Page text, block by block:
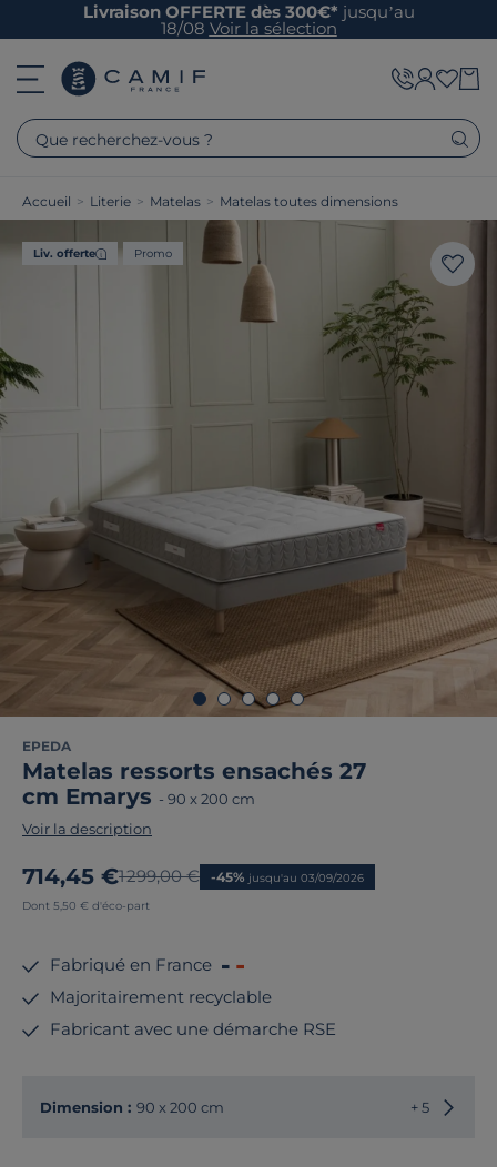
Livraison OFFERTE dès 300€* jusqu’au
18/08 Voir la sélection
Que recherchez-vous ?
Accueil > Literie > Matelas > Matelas toutes dimensions
Liv. offerte Promo
EPEDA
Matelas ressorts ensachés 27
cm Emarys - 90 x 200 cm
Voir la description
Nouveau prix
714,45 €Ancien prix
1 299,00 € -45% jusqu'au 03/09/2026
Dont 5,50 € d'éco-part
Fabriqué en France
Majoritairement recyclable
Fabricant avec une démarche RSE
Dimension : 90 x 200 cm + 5